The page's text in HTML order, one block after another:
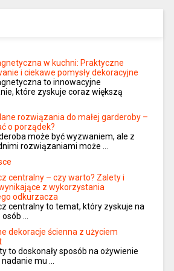
w kuchni: Praktyczne
i ciekawe pomysły dekoracyjne
to innowacyjne
które zyskuje coraz większą
rozwiązania do małej garderoby –
o porządek?
może być wyzwaniem, ale z
rozwiązaniami może …
centralny – czy warto? Zalety i
z wykorzystania
odkurzacza
centralny to temat, który zyskuje na
osób …
dekoracje ścienna z użyciem
to doskonały sposób na ożywienie
mu …